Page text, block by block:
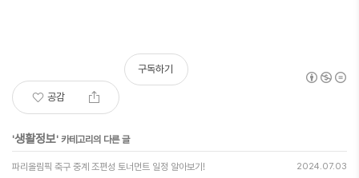
공감
구독하기
'생활정보' 카테고리의 다른 글
파리올림픽 축구 중계 조편성 토너먼트 일정 알아보기! 2024.07.03